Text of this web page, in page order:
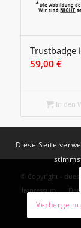
Trustbadge
59,00 €
In den
© Copyright -
Impressum
Diese Seite
Verberge